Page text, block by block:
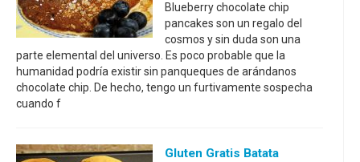
Blueberry chocolate chip
pancakes son un regalo del
cosmos y sin duda son una
parte elemental del universo. Es poco probable que la
humanidad podría existir sin panqueques de arándanos
chocolate chip. De hecho, tengo un furtivamente sospecha
cuando f
Gluten Gratis Batata